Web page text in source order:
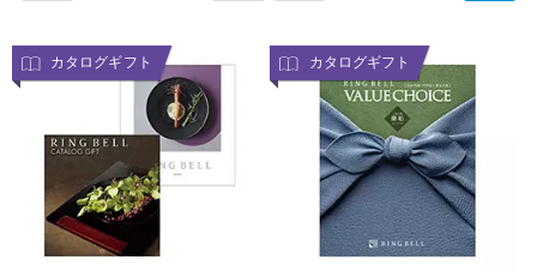
カタログギフト カタログギフト